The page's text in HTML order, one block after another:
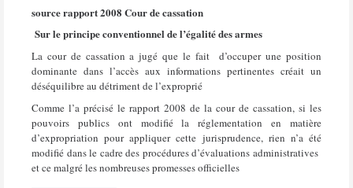
source rapport 2008 Cour de cassation
Sur le principe conventionnel de l’égalité des armes
La cour de cassation a jugé que le fait
d’occuper une position
dominante dans l’accès aux informations pertinentes créait un
déséquilibre au détriment de l’exproprié
Comme l’a précisé le rapport 2008 de la cour de cassation, si les
pouvoirs publics ont modifié la réglementation en matière
d’expropriation pour appliquer cette jurisprudence, rien n’a été
modifié dans le cadre des procédures d’évaluations administratives
et ce malgré les nombreuses promesses officielles